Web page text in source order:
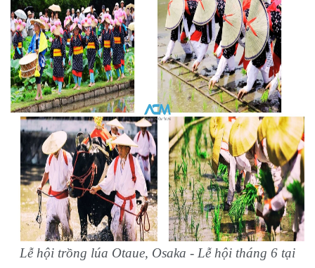
Lễ hội trồng lúa Otaue, Osaka - Lễ hội tháng 6 tại